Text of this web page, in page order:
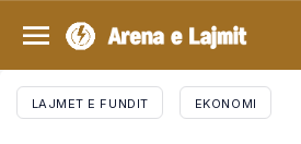
LAJMET E FUNDIT EKONOMI